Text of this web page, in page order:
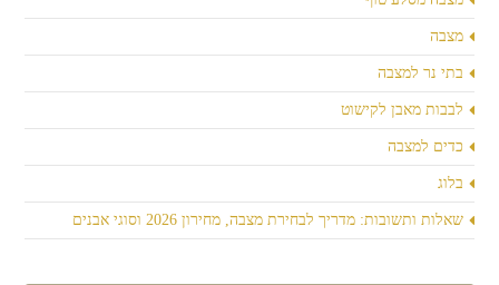
מצבה
בתי נר למצבה
לבבות מאבן לקישוט
כדים למצבה
בלוג
שאלות ותשובות: מדריך לבחירת מצבה, מחירון 2026 וסוגי אבנים